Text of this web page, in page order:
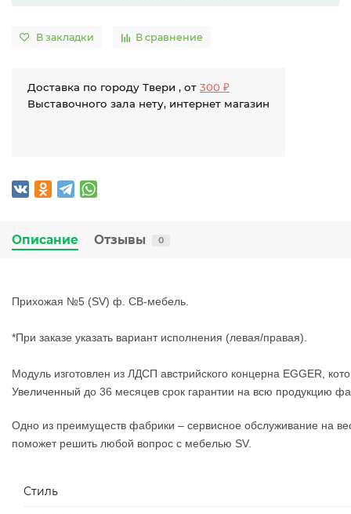
В закладки В сравнение
Доставка по городу Твери , от 300 ₽
Выставочного зала нету, интернет магазин
Описание Отзывы 0
Прихожая №5 (SV) ф. СВ-мебель.
*При заказе указать вариант исполнения (левая/правая).
Модуль изготовлен из ЛДСП австрийского концерна EGGER,
Увеличенный до 36 месяцев срок гарантии на всю продукцию
Одно из преимуществ фабрики – сервисное обслуживание на
поможет решить любой вопрос с мебелью SV.
Стиль